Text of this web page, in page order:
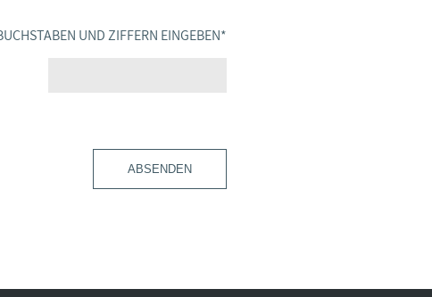
UND ZIFFERN EINGEBEN *
ABSENDEN